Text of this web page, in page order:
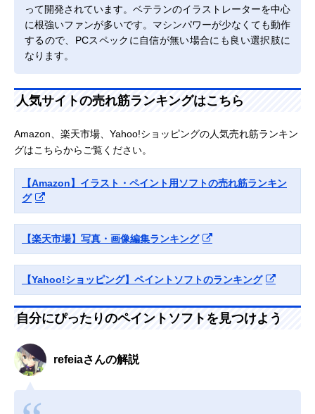
って開発されています。ベテランのイラストレーターを中心
に根強いファンが多いです。マシンパワーが少なくても動作
するので、PCスペックに自信が無い場合にも良い選択肢に
なります。
人気サイトの売れ筋ランキングはこちら
Amazon、楽天市場、Yahoo!ショッピングの人気売れ筋ランキン
グはこちらからご覧ください。
【Amazon】イラスト・ペイント用ソフトの売れ筋ランキン
グ
【楽天市場】写真・画像編集ランキング
【Yahoo!ショッピング】ペイントソフトのランキング
自分にぴったりのペイントソフトを見つけよう
refeiaさんの解説